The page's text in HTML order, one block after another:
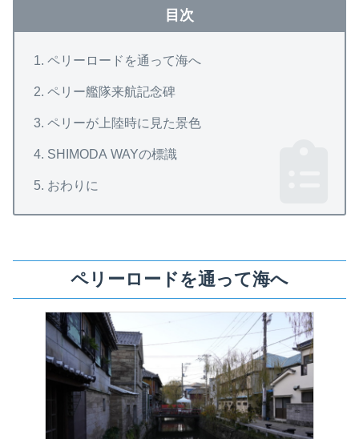
目次
ペリーロードを通って海へ
ペリー艦隊来航記念碑
ペリーが上陸時に見た景色
SHIMODA WAYの標識
おわりに
ペリーロードを通って海へ